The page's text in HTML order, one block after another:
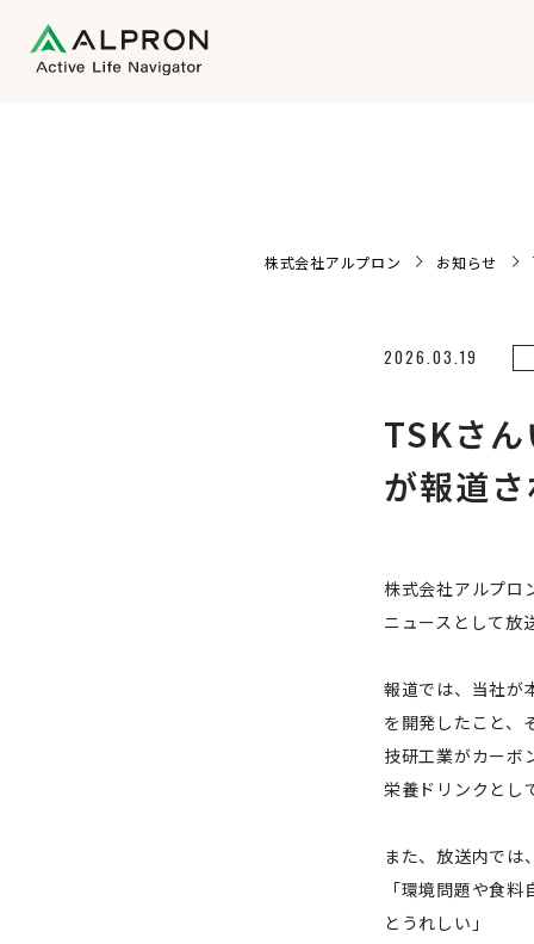
株式会社アルプロン お知らせ
2026.03.19
TSKさ
が報道
株式会社アルプロ
ニュースとして放
報道では、当社が
を開発したこと、
技研工業がカーボ
栄養ドリンクとし
また、放送内では
「環境問題や食
とうれしい」